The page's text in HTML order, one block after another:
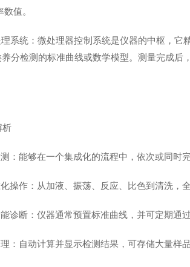
值。
系统：微处理器控制系统是仪器的中枢，它
分检测的标准曲线或数学模型。测量完成后
析
：能够在一个集成化的流程中，依次或同时
操作：从加液、振荡、反应、比色到清洗，
诊断：仪器通常预置标准曲线，并可定期通
：自动计算并显示检测结果，可存储大量样